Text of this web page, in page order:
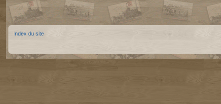
Index du site